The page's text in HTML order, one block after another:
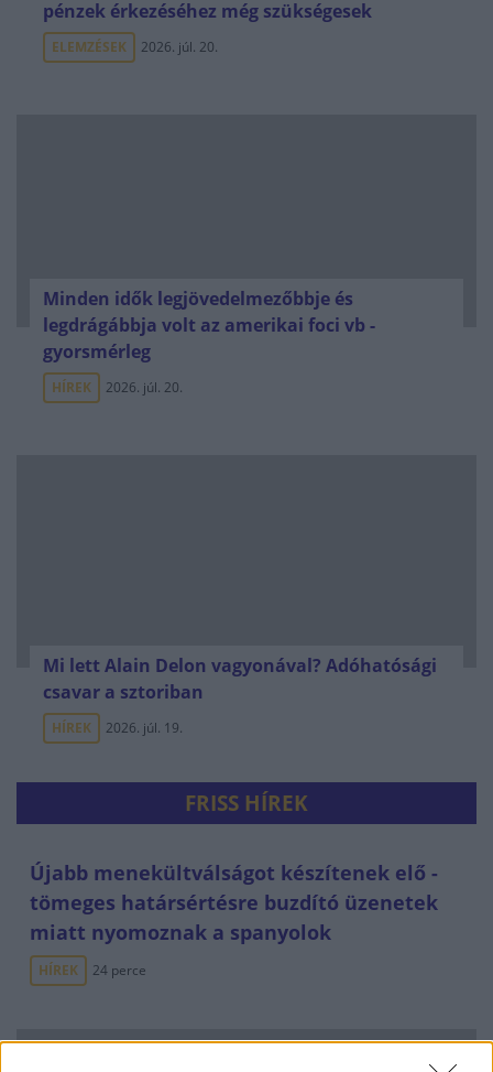
pénzek érkezéséhez még szükségesek
ELEMZÉSEK 2026. júl. 20.
Minden idők legjövedelmezőbbje és
legdrágábbja volt az amerikai foci vb -
gyorsmérleg
HÍREK 2026. júl. 20.
Mi lett Alain Delon vagyonával? Adóhatósági
csavar a sztoriban
HÍREK 2026. júl. 19.
FRISS HÍREK
Újabb menekültválságot készítenek elő -
tömeges határsértésre buzdító üzenetek
miatt nyomoznak a spanyolok
HÍREK 24 perce